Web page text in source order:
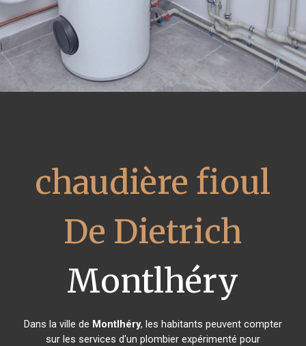
chaudière fioul
De Dietrich
Montlhéry
Dans la ville de Montlhéry, les habitants peuvent compter
sur les services d'un plombier expérimenté pour